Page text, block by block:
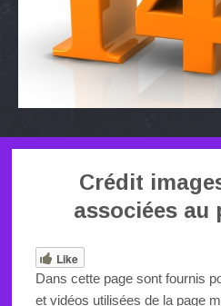
Crédit
associées au
Like
Dans cette page sont fournis
et vidéos utilisées de la page